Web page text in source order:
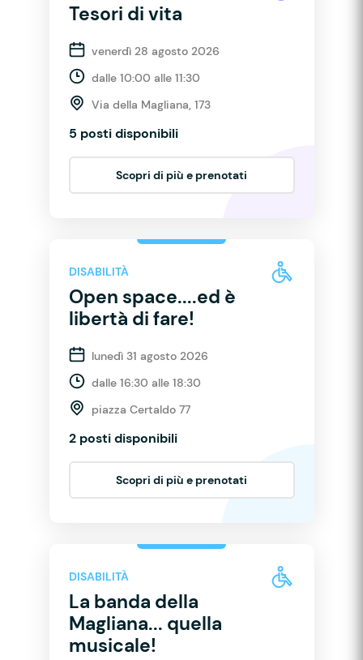
Tesori di vita
venerdì 28 agosto 2026
dalle 10:00 alle 11:30
Via della Magliana, 173
5 posti disponibili
Scopri di più e prenotati
DISABILITÀ
Open space....ed è
libertà di fare!
lunedì 31 agosto 2026
dalle 16:30 alle 18:30
piazza Certaldo 77
2 posti disponibili
Scopri di più e prenotati
DISABILITÀ
La banda della
Magliana... quella
musicale!